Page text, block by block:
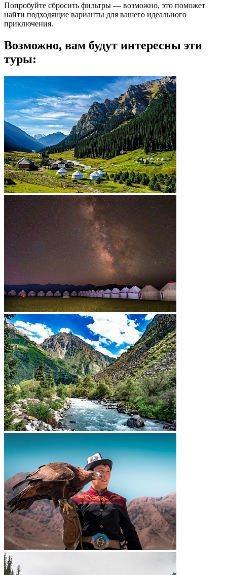
Попробуйте сбросить фильтры — возможно, это поможет
найти подходящие варианты для вашего идеального
приключения.
Возможно, вам будут интересны эти
туры: